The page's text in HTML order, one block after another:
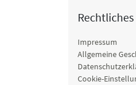
Rechtliches
Impressum
Allgemeine
Cookie-